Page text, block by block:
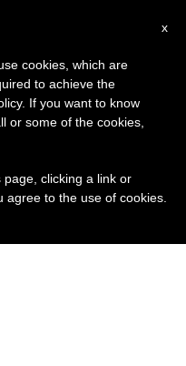
x
cookies, which are
to achieve the
If you want to know
or some of the cookies,
page, clicking a link or
to the use of cookies.